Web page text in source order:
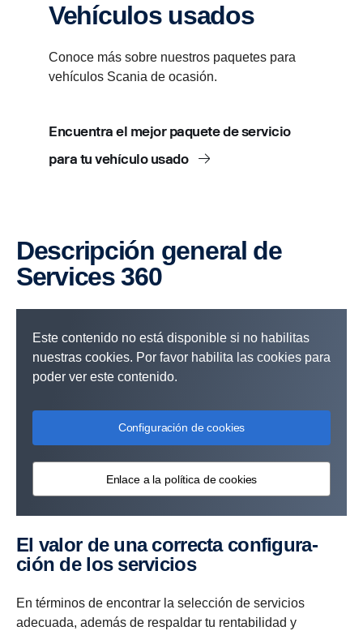
Vehículos usados
Conoce más sobre nuestros paquetes para
vehículos Scania de ocasión.
Encuentra el mejor paquete de servicio
para tu vehículo usado
Descrip­ción general de
Services 360
Este contenido no está disponible si no habilitas
nuestras cookies. Por favor habilita las cookies para
poder ver este contenido.
Configuración de cookies
Enlace a la política de cookies
El valor de una correcta confi­gu­ra­
ción de los servi­cios
En términos de encontrar la selección de servicios
adecuada, además de respaldar tu rentabilidad y